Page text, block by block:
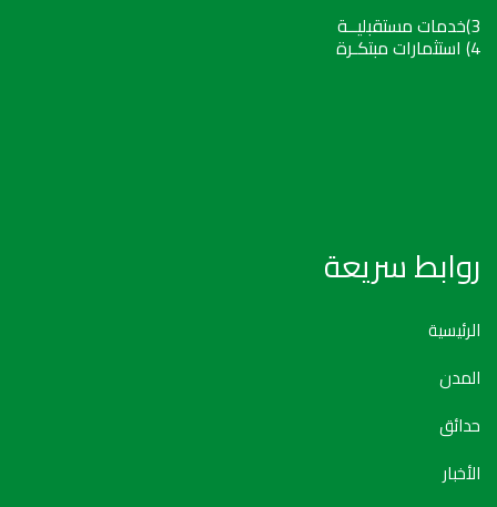
3)خدمات مستقبليــة
4) استثمارات مبتكـرة
روابط سريعة
الرئيسية
المدن
حدائق
الأخبار